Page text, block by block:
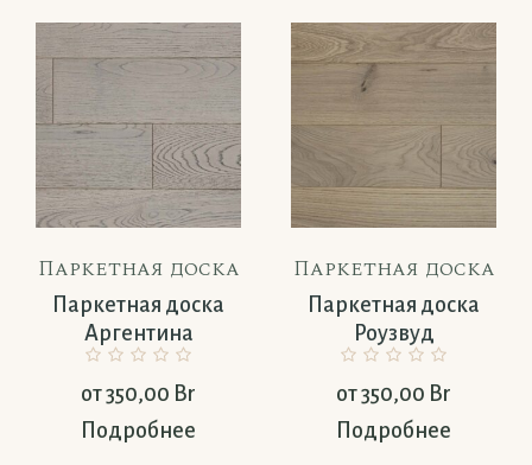
Паркетная доска
Паркетная доска
Аргентина
от350,00 Br
Подробнее
Паркетная доска
Паркетная доска
Роузвуд
от350,00 Br
Подробнее